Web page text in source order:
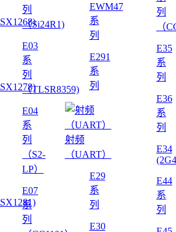
列
（Si24R1)
E03
系
列
（TLSR8359)
E04
系
列
（S2-
LP）
E07
系
列
EWM47
系
列
E291
系
列
射频
（UART）
E29
系
列
E30
列
（
E35
系
列
E36
系
列
E34
E44
系
列